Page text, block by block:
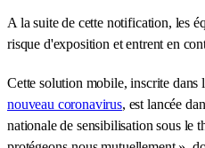
A la suite de cette notification, les
risque d'exposition et entrent en
Cette solution mobile, inscrite dans
nouveau coronavirus, est lancée
nationale de sensibilisation sous le